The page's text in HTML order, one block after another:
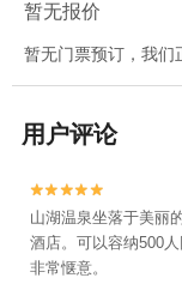
暂无报价
暂无门票预订，我们
用户评论


山湖温泉坐落于美丽
酒店。可以容纳500
非常惬意。